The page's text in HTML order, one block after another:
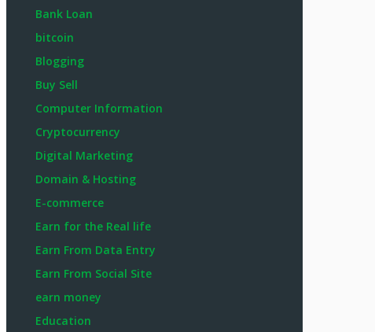
Bank Loan
bitcoin
Blogging
Buy Sell
Computer Information
Cryptocurrency
Digital Marketing
Domain & Hosting
E-commerce
Earn for the Real life
Earn From Data Entry
Earn From Social Site
earn money
Education